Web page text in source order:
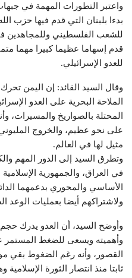
واعتبر التطورات المهمة في
بدءا بلبنان التي قدم فيها حزب
للشعب الفلسطيني وللمجاهدين
قدم إسهاما عظيما كبيرا مهما
للعدو الإسرائيلي.
وقال السيد القائد: إن اليمن
الملاحة البحرية على العدو
المحتلة بالصواريخ والمسيرات،
على نحو عظيم، والخروج
مثيل لها في العالم.
وتطرق السيد إلى الدور المهم
في العراق، والجمهورية
الأساسي والمحوري بدعمهما
ولاشتراكهم أيضا بعمليات الوعد
وأوضح السيد، أن العدو يدرك حجم
وأهميته ويسعى للضغط المستمر
القصور، وأنه رغم الضغوط بقي
ثابتا منذ انتصار الثورة